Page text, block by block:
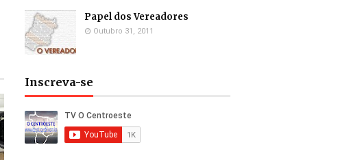
Papel dos Vereadores
Outubro 31, 2011
Inscreva-se